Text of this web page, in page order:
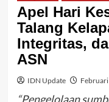
Apel Hari
Talang
Integritas,
ASN
IDN Update
“Pengelolaan